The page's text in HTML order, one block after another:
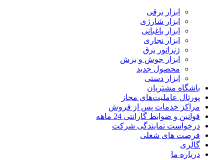
ابزار برقی
ابزار شارژی
ابزار باغبانی
ابزار نجاری
ژنراتور برق
ابزار جوش و برش
محصول جدید
ابزار دستی
باشگاه مشتریان
پورتال عاملیت‌های مجاز
مراکز خدمات پس از فروش
قوانین و ضوابط گارانتی 24 ماهه
درخواست نمایندگی شرکت
فرصت های شغلی
گالری
درباره ما